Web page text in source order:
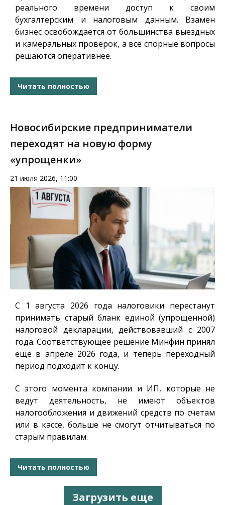
реального времени доступ к своим
бухгалтерским и налоговым данным. Взамен
бизнес освобождается от большинства выездных
и камеральных проверок, а все спорные вопросы
решаются оперативнее.
Читать полностью
Новосибирские предприниматели
переходят на новую форму
«упрощенки»
21 июля 2026, 11:00
С 1 августа 2026 года налоговики перестанут
принимать старый бланк единой (упрощенной)
налоговой декларации, действовавший с 2007
года. Соответствующее решение Минфин принял
еще в апреле 2026 года, и теперь переходный
период подходит к концу.
С этого момента компании и ИП, которые не
ведут деятельность, не имеют объектов
налогообложения и движений средств по счетам
или в кассе, больше не смогут отчитываться по
старым правилам.
Читать полностью
Загрузить еще